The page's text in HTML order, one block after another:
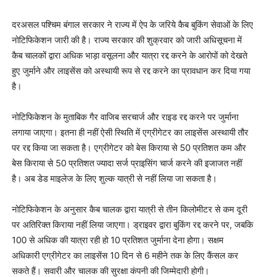
दरअसल पश्चिम बंगाल सरकार ने राज्य में ऐप के जरिये कैब बुकिंग सेवाओं के लिए
नोटिफिकेशन जारी की है। राज्य सरकार की शुक्रवार को जारी अधिसूचना में
कैब चालकों द्वारा अधिक भाड़ा वसूलना और यात्रा रद्द करने के आरोपों को देखते
हुए जुर्माने और लाइसेंस को अस्थायी रूप से रद्द करने का प्रावधान कर दिया गया
है।
नोटिफिकेशन के मुताबिक गैर वाजिब सरचार्ज और राइड रद्द करने पर जुर्माना
लगाया जाएगा। इतना ही नहीं ऐसी स्थिति में एग्रीगेटर का लाइसेंस अस्थायी तौर
पर रद्द किया जा सकता है। एग्रीगेटर को बेस किराया से 50 प्रतिशत कम और
बेस किराया से 50 प्रतिशत ज्यादा सर्ज प्राइसिंग चार्ज करने की इजाजत नहीं
है। अब डेड माइलेज के लिए शुल्क यात्री से नहीं लिया जा सकता है।
नोटिफिकेशन के अनुसार कैब चालक द्वारा यात्री से तीन किलोमीटर से कम दूरी
पर अतिरिक्त किराया नहीं लिया जाएगा। ड्राइवर द्वारा बुकिंग रद्द करने पर, जबकि
100 से अधिक की यात्रा रही हो 10 प्रतिशत जुर्माना देना होगा। सक्षम
अधिकारी एग्रीगेटर का लाइसेंस 10 दिन से 6 महीने तक के लिए कैंसल कर
सकते हैं। सवारी और चालक की सुरक्षा कंपनी की जिम्मेदारी होगी।